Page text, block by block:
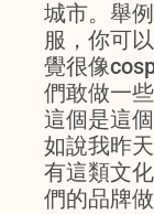
城市。舉
服，你可
覺很像
們敢做一
這個是這
如說我昨
有這類文
們的品牌做